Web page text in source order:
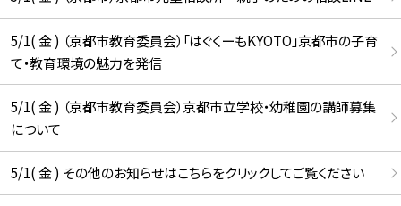
5/1( 金 ) （京都市教育委員会）「はぐくーもKYOTO」京都市の子育
て・教育環境の魅力を発信
5/1( 金 ) （京都市教育委員会）京都市立学校・幼稚園の講師募集
について
5/1( 金 ) その他のお知らせはこちらをクリックしてご覧ください